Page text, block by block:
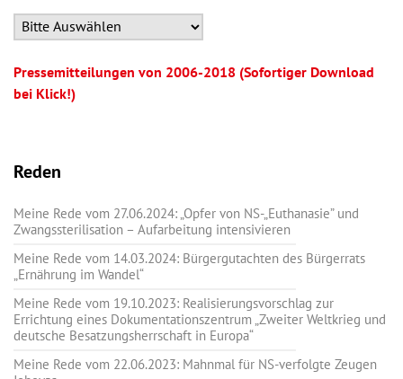
Pressemitteilungen von 2006-2018 (Sofortiger Download
bei Klick!)
Reden
Meine Rede vom 27.06.2024: „Opfer von NS-„Euthanasie” und
Zwangssterilisation – Aufarbeitung intensivieren
Meine Rede vom 14.03.2024: Bürgergutachten des Bürgerrats
„Ernährung im Wandel“
Meine Rede vom 19.10.2023: Realisierungsvorschlag zur
Errichtung eines Dokumentationszentrum „Zweiter Weltkrieg und
deutsche Besatzungsherrschaft in Europa“
Meine Rede vom 22.06.2023: Mahnmal für NS-verfolgte Zeugen